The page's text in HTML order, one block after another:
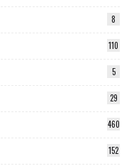
8
110
5
29
460
152